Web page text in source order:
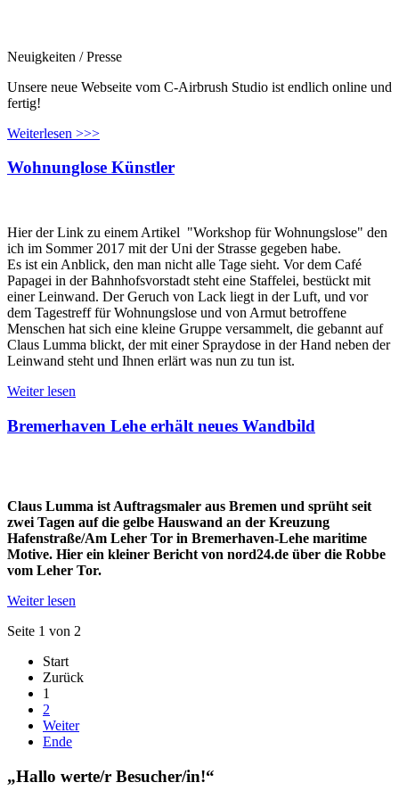
Neuigkeiten / Presse
Unsere neue Webseite vom C-Airbrush Studio ist endlich online und
fertig!
Weiterlesen >>>
Wohnunglose Künstler
Hier der Link zu einem Artikel "Workshop für Wohnungslose" den
ich im Sommer 2017 mit der Uni der Strasse gegeben habe.
Es ist ein Anblick, den man nicht alle Tage sieht. Vor dem Café
Papagei in der Bahnhofsvorstadt steht eine Staffelei, bestückt mit
einer Leinwand. Der Geruch von Lack liegt in der Luft, und vor
dem Tagestreff für Wohnungslose und von Armut betroffene
Menschen hat sich eine kleine Gruppe versammelt, die gebannt auf
Claus Lumma blickt, der mit einer Spraydose in der Hand neben der
Leinwand steht und Ihnen erlärt was nun zu tun ist.
Weiter lesen
Bremerhaven Lehe erhält neues Wandbild
Claus Lumma ist Auftragsmaler aus Bremen und sprüht seit
zwei Tagen auf die gelbe Hauswand an der Kreuzung
Hafenstraße/Am Leher Tor in Bremerhaven-Lehe maritime
Motive. Hier ein kleiner Bericht von nord24.de über die Robbe
vom Leher Tor.
Weiter lesen
Seite 1 von 2
Start
Zurück
1
2
Weiter
Ende
„Hallo werte/r Besucher/in!“